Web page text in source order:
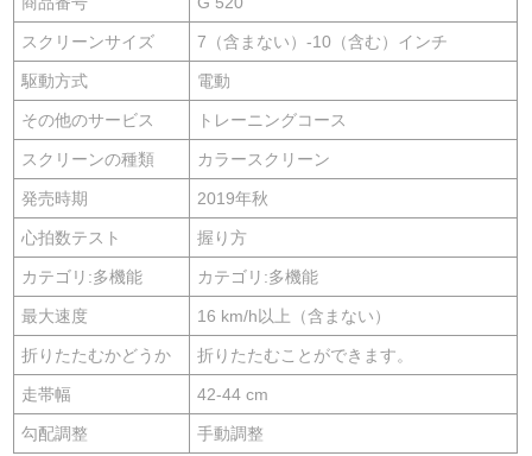
スクリーンサイズ 7（含まない）-10（含む）インチ
駆動方式 電動
その他のサービス トレーニングコース
スクリーンの種類 カラースクリーン
発売時期 2019年秋
心拍数テスト 握り方
カテゴリ:多機能 カテゴリ:多機能
最大速度 16 km/h以上（含まない）
折りたたむかどうか 折りたたむことができます。
走帯幅 42-44 cm
勾配調整 手動調整